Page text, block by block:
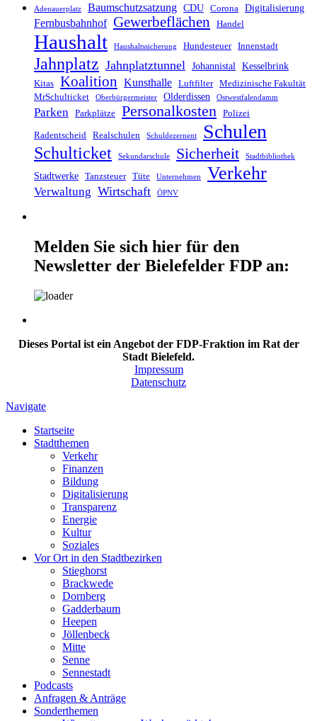
Adenauerplatz Baumschutzsatzung CDU Corona Digitalisierung
Fernbusbahnhof Gewerbeflächen Handel
Haushalt Haushaltssicherung Hundesteuer Innenstadt
Jahnplatz Jahnplatztunnel Johannistal Kesselbrink
Kitas Koalition Kunsthalle Luftfilter
Medizinische Fakultät
MrSchulticket
Oberbürgermeister Olderdissen Ostwestfalendamm
Parken Parkplätze Personalkosten Polizei
Radentscheid Realschulen Schuldezernent Schulen
Schulticket Sekundarschule Sicherheit Stadtbibliothek
Stadtwerke Tanzsteuer Tüte Unternehmen Verkehr
Verwaltung Wirtschaft ÖPNV
Melden Sie sich hier für den
Newsletter der Bielefelder FDP an:
Dieses Portal ist ein Angebot der FDP-Fraktion im Rat der
Stadt Bielefeld.
Impressum
Datenschutz
Navigate
Startseite
Stadtthemen
Verkehr
Finanzen
Bildung
Digitalisierung
Transparenz
Energie
Kultur
Soziales
Vor Ort in den Stadtbezirken
Stieghorst
Brackwede
Dornberg
Gadderbaum
Heepen
Jöllenbeck
Mitte
Senne
Sennestadt
Podcasts
Anfragen & Anträge
Sonderthemen